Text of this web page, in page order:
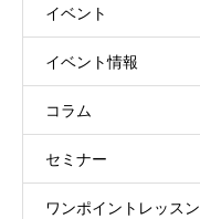
イベント
イベント情報
コラム
セミナー
ワンポイントレッスン